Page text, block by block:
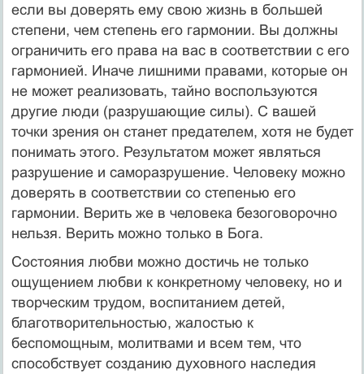
если вы доверять ему свою жизнь в большей
степени, чем степень его гармонии. Вы должны
ограничить его права на вас в соответствии с его
гармонией. Иначе лишними правами, которые он
не может реализовать, тайно воспользуются
другие люди (разрушающие силы). С вашей
точки зрения он станет предателем, хотя не будет
понимать этого. Результатом может являться
разрушение и саморазрушение. Человеку можно
доверять в соответствии со степенью его
гармонии. Верить же в человека безоговорочно
нельзя. Верить можно только в Бога.
Состояния любви можно достичь не только
ощущением любви к конкретному человеку, но и
творческим трудом, воспитанием детей,
благотворительностью, жалостью к
беспомощным, молитвами и всем тем, что
способствует созданию духовного наследия